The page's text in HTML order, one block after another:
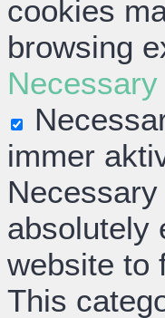
cookies
browsing
Necessary
immer
absolutely
website to
This